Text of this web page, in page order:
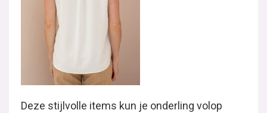
Deze stijlvolle items kun je onderling volop